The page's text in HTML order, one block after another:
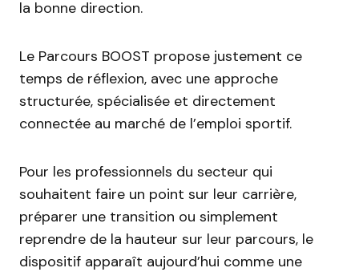
la bonne direction.
Le Parcours BOOST propose justement ce
temps de réflexion, avec une approche
structurée, spécialisée et directement
connectée au marché de l’emploi sportif.
Pour les professionnels du secteur qui
souhaitent faire un point sur leur carrière,
préparer une transition ou simplement
reprendre de la hauteur sur leur parcours, le
dispositif apparaît aujourd’hui comme une